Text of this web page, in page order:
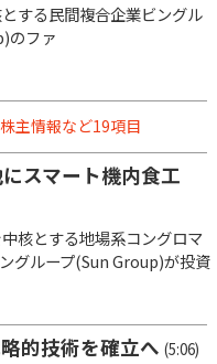
する民間複合企業ビングル
のファ
主情報など19項目
スマート機内食工
核とする地場系コングロマ
グループ(Sun Group)が投資
的技術を確立へ (5:06)